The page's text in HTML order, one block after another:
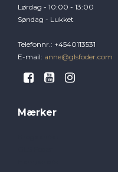
Lørdag - 10:00 - 13:00
Søndag - Lukket
Telefonnr.: +4540113531
E-mail: anne@glsfoder.com
Mærker